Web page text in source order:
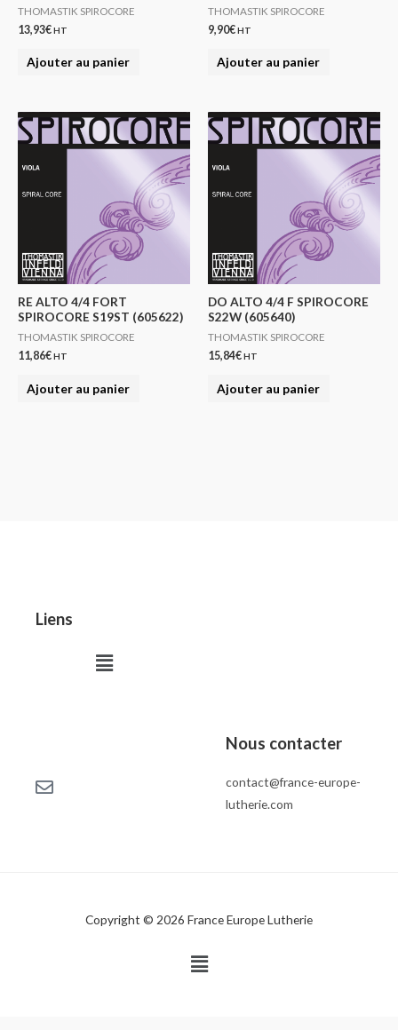
THOMASTIK SPIROCORE
13,93€HT
Ajouter au panier
THOMASTIK SPIROCORE
9,90€HT
Ajouter au panier
RE ALTO 4/4 FORT
SPIROCORE S19ST (605622)
THOMASTIK SPIROCORE
11,86€HT
Ajouter au panier
DO ALTO 4/4 F SPIROCORE
S22W (605640)
THOMASTIK SPIROCORE
15,84€HT
Ajouter au panier
Liens
Menu
Nous contacter
contact@france-europe-
lutherie.com
Copyright © 2026 France Europe Lutherie
Menu